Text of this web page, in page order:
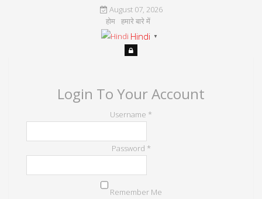
August 07, 2026
होम हमारे बारे में
Hindi ▼
Login To Your Account
Username *
Password *
Remember Me